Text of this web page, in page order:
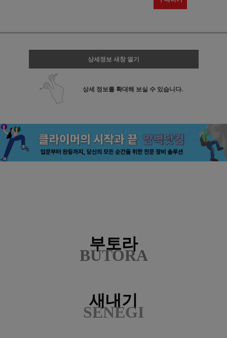
상세정보 새창 열기
상세 정보를 확대해 보실 수 있습니다.
부토라
BUTORA
새내기
SENEGI